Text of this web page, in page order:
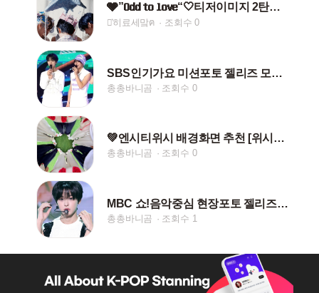
🩶”𝐎𝐝𝐝 𝐭𝐨 𝐥𝐨𝐯𝐞“🤍티저이미지 2탄에로스빵재료
⋆͛히료세맠ฅ 조회수 0
SBS인기가요 미션포토 젤리즈 모음💚
총총바니곰 조회수 0
💚엔시티위시 배경화면 추천 [위시가좍ver.]💚
총총바니곰 조회수 0
MBC 쇼!음악중심 현장포토 젤리즈 모음💚
총총바니곰 조회수 1